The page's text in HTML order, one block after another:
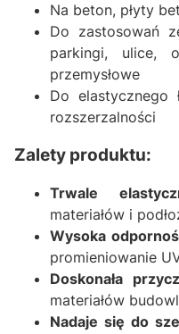
Na beton, płyty
Do zastosowań
parkingi, ulice,
przemysłowe
Do elastycznego
rozszerzalności
Zalety produktu:
Trwale
materiałów i
Wysoka
promieniowanie
Doskonała
materiałów
Nadaje się do